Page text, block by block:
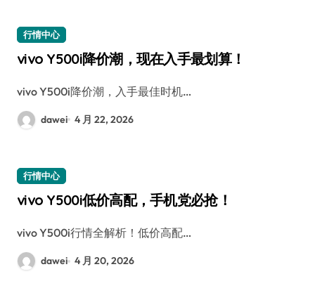
行情中心
vivo Y500i降价潮，现在入手最划算！
vivo Y500i降价潮，入手最佳时机…
dawei 4 月 22, 2026
行情中心
vivo Y500i低价高配，手机党必抢！
vivo Y500i行情全解析！低价高配…
dawei 4 月 20, 2026